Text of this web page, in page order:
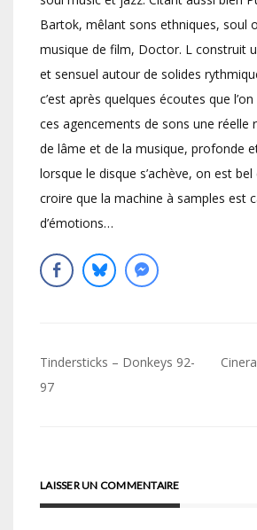
Bartok, mêlant sons ethniques, soul
musique de film, Doctor. L construit
et sensuel autour de solides
c’est après quelques écoutes que
ces agencements de sons une réelle
de lâme et de la musique, profonde
lorsque le disque s’achève, on est
croire que la machine à samples est
d’émotions…
Navigation
de
Tindersticks – Donkeys 92-
97
LAISSER UN COMMENTAIRE